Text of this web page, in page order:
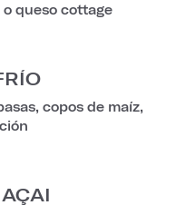
queso cottage
copos de maíz,